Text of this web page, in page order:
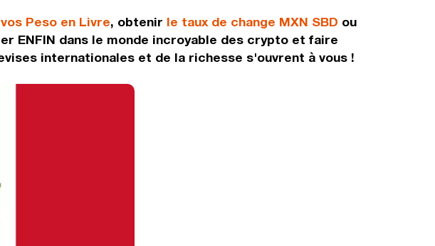
Peso en Livre, obtenir le taux de change MXN SBD ou
ENFIN dans le monde incroyable des crypto et faire
internationales et de la richesse s'ouvrent à vous !